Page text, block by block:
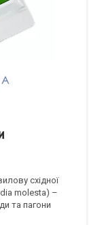
східної
molesta) –
та пагони